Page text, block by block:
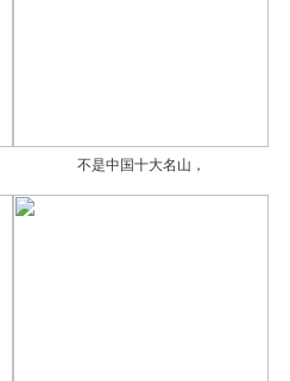
不是中国十大名山，